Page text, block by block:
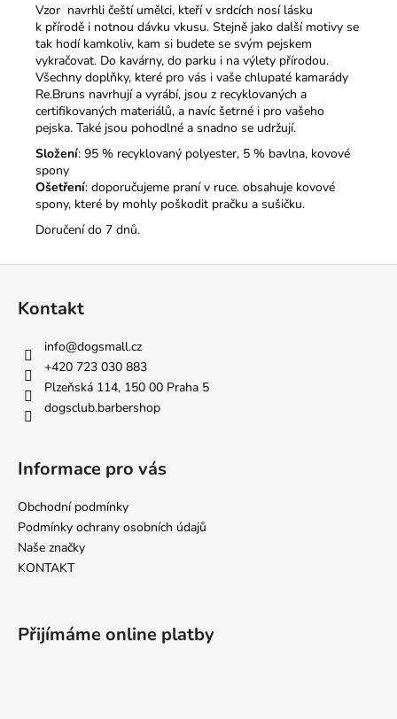
Vzor navrhli čeští umělci, kteří v srdcích nosí lásku
k přírodě i notnou dávku vkusu. Stejně jako další motivy se
tak hodí kamkoliv, kam si budete se svým pejskem
vykračovat. Do kavárny, do parku i na výlety přírodou.
Všechny doplňky, které pro vás i vaše chlupaté kamarády
Re.Bruns navrhují a vyrábí, jsou z recyklovaných a
certifikovaných materiálů, a navíc šetrné i pro vašeho
pejska. Také jsou pohodlné a snadno se udržují.
Složení: 95 % recyklovaný polyester, 5 % bavlna, kovové
spony
Ošetření: doporučujeme praní v ruce. obsahuje kovové
spony, které by mohly poškodit pračku a sušičku.
Doručení do 7 dnů.
Kontakt
info@dogsmall.cz
+420 723 030 883
Plzeňská 114, 150 00 Praha 5
dogsclub.barbershop
Informace pro vás
Obchodní podmínky
Podmínky ochrany osobních údajů
Naše značky
KONTAKT
Přijímáme online platby